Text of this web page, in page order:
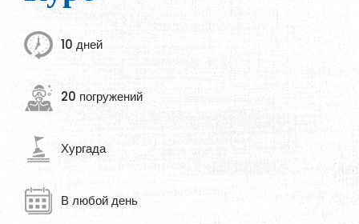
10 дней
20 погружений
Хургада
В любой день